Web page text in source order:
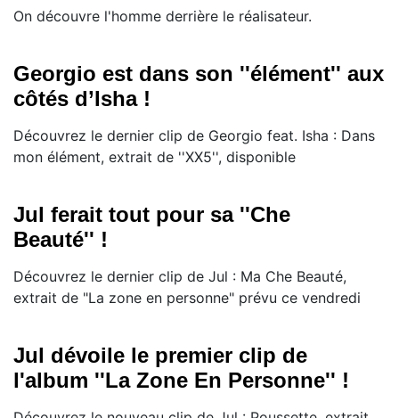
On découvre l'homme derrière le réalisateur.
Georgio est dans son ''élément'' aux
côtés d’Isha !
Découvrez le dernier clip de Georgio feat. Isha : Dans
mon élément, extrait de ''XX5'', disponible
Jul ferait tout pour sa ''Che
Beauté'' !
Découvrez le dernier clip de Jul : Ma Che Beauté,
extrait de "La zone en personne" prévu ce vendredi
Jul dévoile le premier clip de
l'album ''La Zone En Personne'' !